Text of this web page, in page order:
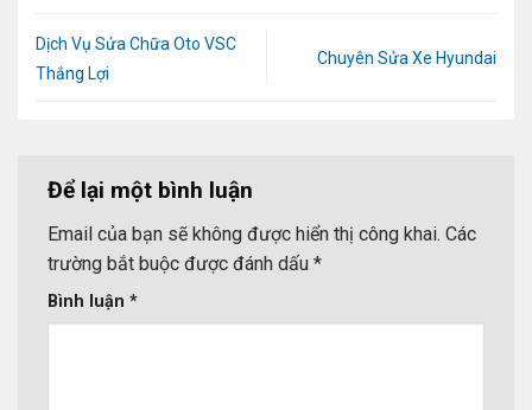
Dịch Vụ Sửa Chữa Oto VSC
Thắng Lợi
Chuyên Sửa Xe Hyundai
Để lại một bình luận
Email của bạn sẽ không được hiển thị công khai. Các
trường bắt buộc được đánh dấu *
Bình luận *